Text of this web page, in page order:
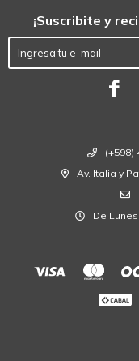
(+598)
Av. Italia y
De
¡Suscribite y
